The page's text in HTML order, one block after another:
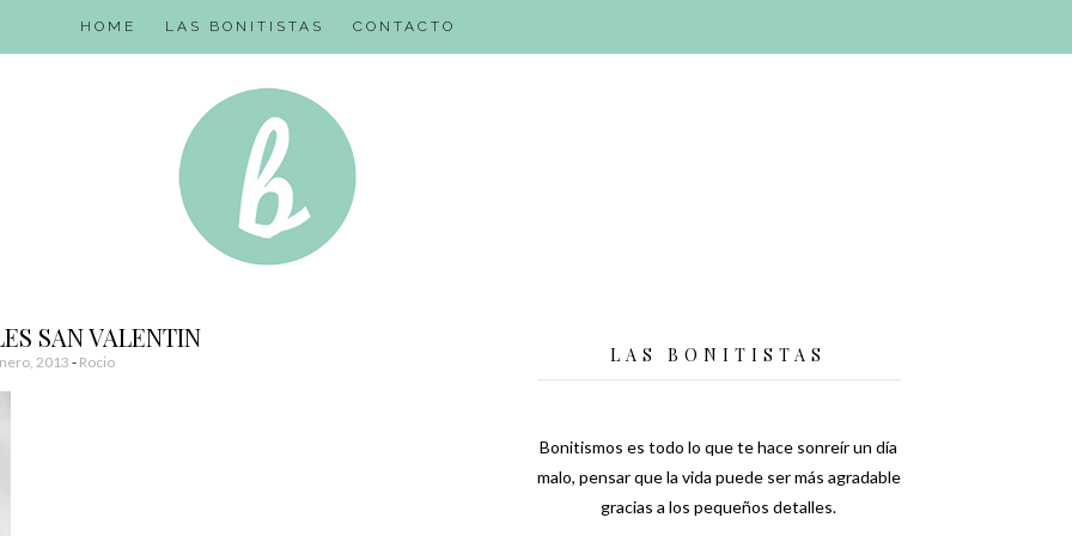
HOME LAS BONITISTAS CONTACTO
SAN VALENTIN
2013- Rocio LAS BONITISTAS
Bonitismos es todo lo que te hace sonreír un día
malo, pensar que la vida puede ser más agradable
gracias a los pequeños detalles.